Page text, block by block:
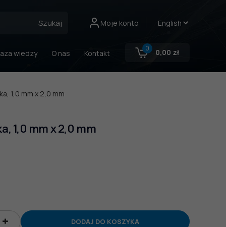
Szukaj Moje konto
wiedzy O nas Kontakt
0 0,00 zł
1,0 mm x 2,0 mm
1,0 mm x 2,0 mm
DODAJ DO KOSZYKA